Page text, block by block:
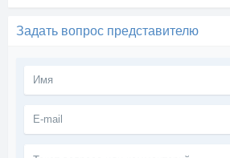
Задать вопрос представителю